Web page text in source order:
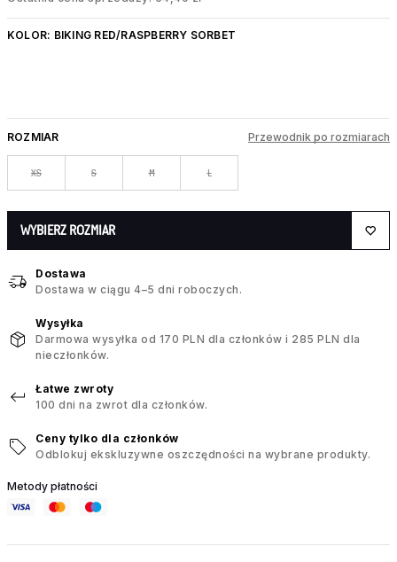
KOLOR: BIKING RED/RASPBERRY SORBET
ROZMIAR Przewodnik po rozmiarach
XS S M L
WYBIERZ ROZMIAR
Dostawa
Dostawa w ciągu 4–5 dni roboczych.
Wysyłka
Darmowa wysyłka od 170 PLN dla członków i 285 PLN dla
nieczłonków.
Łatwe zwroty
100 dni na zwrot dla członków.
Ceny tylko dla członków
Odblokuj ekskluzywne oszczędności na wybrane produkty.
Metody płatności